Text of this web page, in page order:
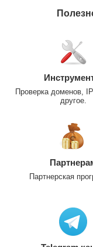
Проверка доменов,
другое.
Партнерская